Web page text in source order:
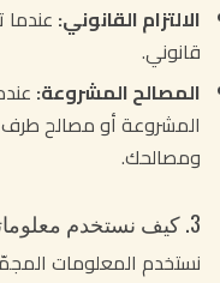
الالتزام القانوني:عندما
قانوني.
المصالح المشروعة:
المشروعة أو مصالح
ومصالحك.
3. كيف نستخدم معلوماتك
نستخدم المعلومات